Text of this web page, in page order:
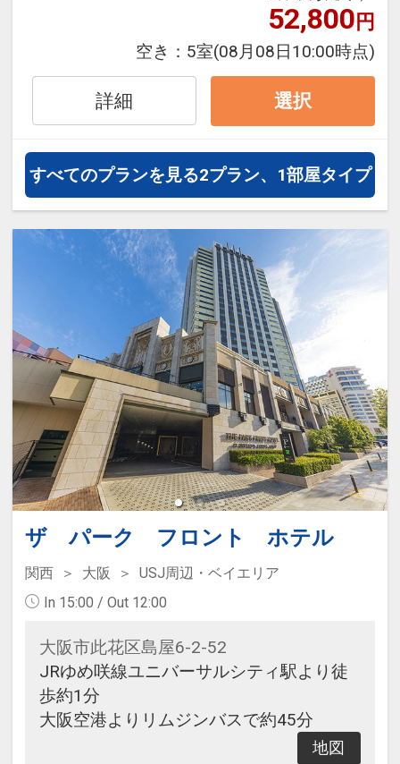
は、源泉100％の天然展望温泉！ジ
ェットバス&バイブラバス、ドライ
サウナを完備した、身も心も癒され
る天空のスパ・リゾート。
≪SkySpa[S-PARK]利用料金≫
大人（中学生以上）：2,000円+入湯
税150円
小人（３歳以上）：1,000円+入湯税
150円
ドリンクサービス付
52,800円
空き： 5室(08月08日10:00時点)
詳細 選択
すべてのプランを見る2プラン、1部屋タイプ
ザ パーク フロント ホテル
関西 大阪
USJ周辺・ベイエリア
In 15:00 / Out 12:00
大阪市此花区島屋6-2-52
JRゆめ咲線ユニバーサルシティ駅より徒
歩約1分
大阪空港よりリムジンバスで約45分
地図